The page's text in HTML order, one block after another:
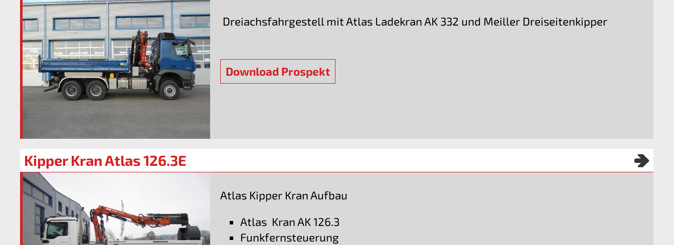
Dreiachsfahrgestell mit Atlas Ladekran AK 332 und Meiller Dreiseitenkipper
Download Prospekt
Kipper Kran Atlas 126.3E
Atlas Kipper Kran Aufbau
Atlas Kran AK 126.3
Funkfernsteuerung